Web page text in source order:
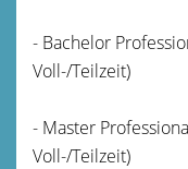
- Bachelor
Voll-/Teilzeit)
- Master
Voll-/Teilzeit)